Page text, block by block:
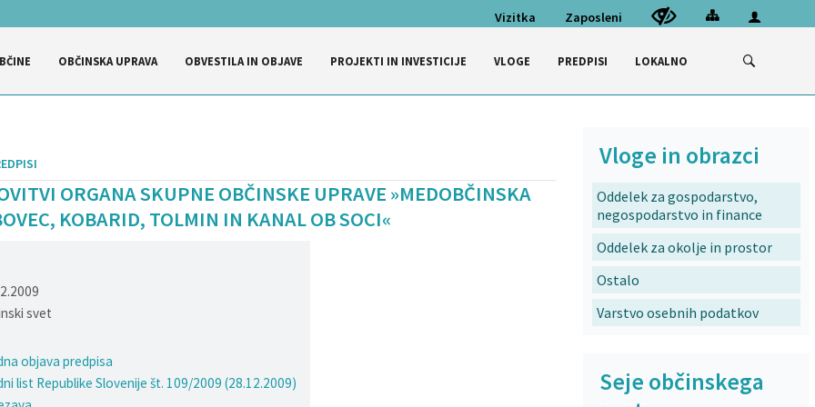
Vizitka Zaposleni
OBČINSKA UPRAVA OBVESTILA IN OBJAVE PROJEKTI IN INVESTICIJE VLOGE PREDPISI LOKALNO
ORGANA SKUPNE OBČINSKE UPRAVE »MEDOBČINSKA
KOBARID, TOLMIN IN KANAL OB SOCI«
svet
objava predpisa
list Republike Slovenije št. 109/2009 (28.12.2009)
Vloge in obrazci
Oddelek za gospodarstvo,
negospodarstvo in finance
Oddelek za okolje in prostor
Ostalo
Varstvo osebnih podatkov
Seje občinskega